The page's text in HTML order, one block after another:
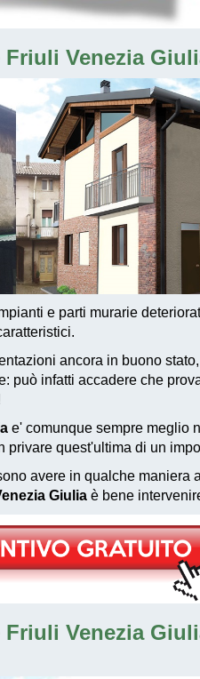
Venezia
e parti murarie
ancora in buono
infatti accadere che
e' comunque sempre meglio
quest'ultima di un
avere in qualche
Giulia è bene
Venezia